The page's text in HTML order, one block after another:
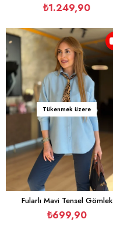
₺1.249,90
Tükenmek üzere
Fularlı Mavi Tensel Gömlek
₺699,90